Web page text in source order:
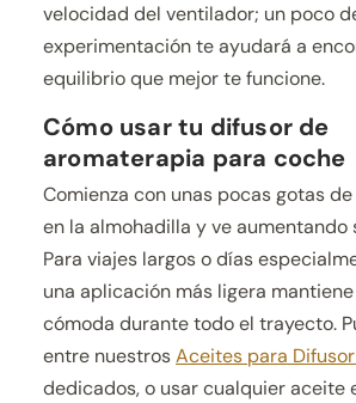
velocidad del ventilador; un poco
experimentación te ayudará a
equilibrio que mejor te funcione.
Cómo usar tu difusor de
aromaterapia para coche
Comienza con unas pocas gotas
en la almohadilla y ve aumentando
Para viajes largos o días
una aplicación más ligera
cómoda durante todo el trayecto.
entre nuestrosAceites para
dedicados, o usar cualquier aceite